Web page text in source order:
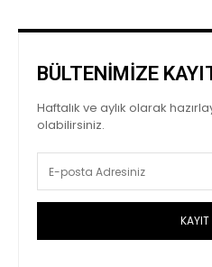
BÜLTENİMİZE
Haftalık ve aylık olarak
olabilirsiniz.
KAYIT